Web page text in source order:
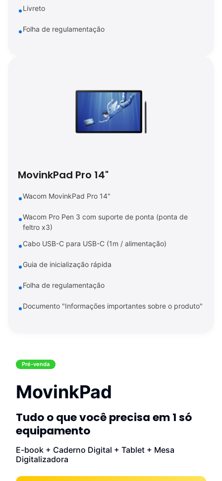
Livreto
Folha de regulamentação
MovinkPad Pro 14"
Wacom MovinkPad Pro 14"
Wacom Pro Pen 3 com suporte de ponta (ponta de
feltro x3)
Cabo USB-C para USB-C (1m / alimentação)
Guia de inicialização rápida
Folha de regulamentação
Documento "Informações importantes sobre o produto"
Pré-venda
MovinkPad
Tudo o que você precisa em 1 só
equipamento
E-book + Caderno Digital + Tablet + Mesa
Digitalizadora